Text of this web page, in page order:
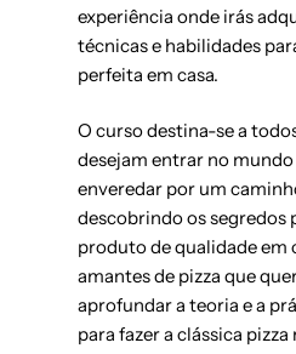
experiência onde irás
técnicas e habilidades
perfeita em casa.
O curso destina-se a
desejam entrar no mundo
enveredar por um
descobrindo os segredos
produto de qualidade em
amantes de pizza que
aprofundar a teoria e a
para fazer a clássica pizza